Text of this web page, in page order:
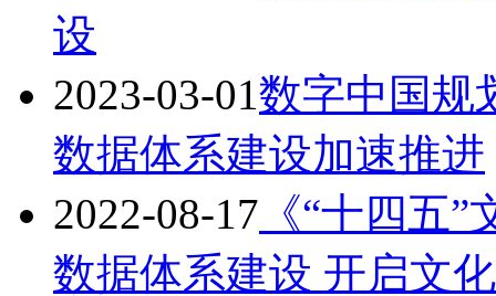
设
2023-03-01数字中国规
数据体系建设加速推进
2022-08-17 《“十四五
数据体系建设 开启文